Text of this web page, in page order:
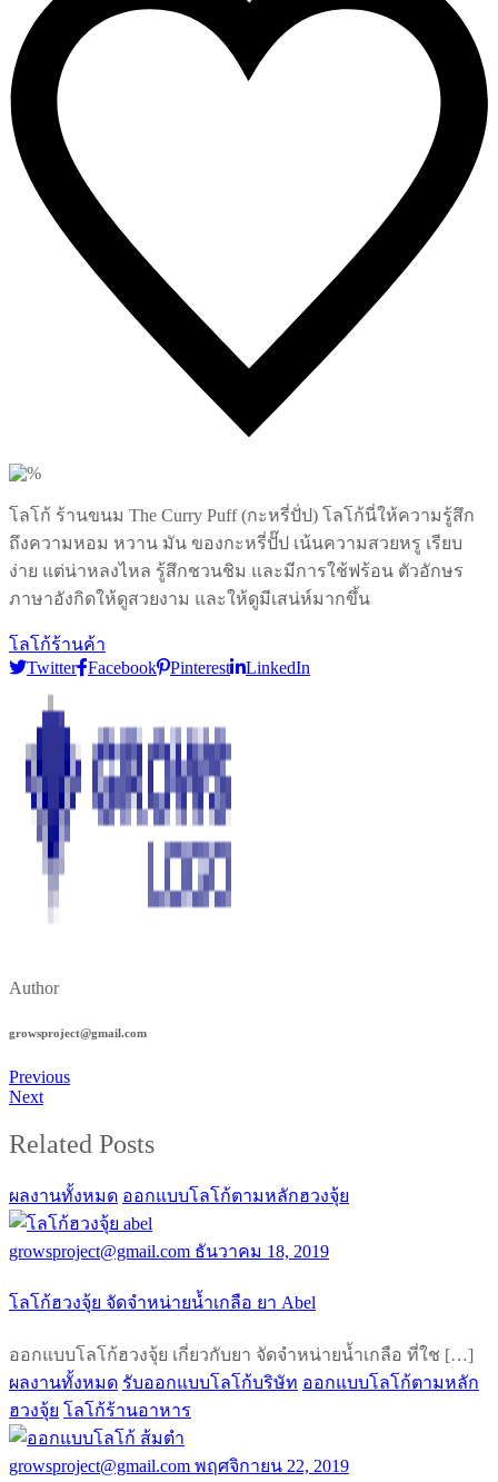
โลโก้ ร้านขนม The Curry Puff (กะหรี่ปัํป) โลโก้นี่ให้ความรู้สึก
ถึงความหอม หวาน มัน ของกะหรี่ปั๊ป เน้นความสวยหรู เรียบ
ง่าย แต่น่าหลงไหล รู้สึกชวนชิม และมีการใช้ฟร้อน ตัวอักษร
ภาษาอังกิดให้ดูสวยงาม และให้ดูมีเสน่ห์มากขึ้น
โลโก้ร้านค้า
Twitter Facebook Pinterest LinkedIn
Author
growsproject@gmail.com
Previous
Next
Related Posts
ผลงานทั้งหมด ออกแบบโลโก้ตามหลักฮวงจุ้ย
growsproject@gmail.com ธันวาคม 18, 2019
โลโก้ฮวงจุ้ย จัดจำหน่ายน้ำเกลือ ยา Abel
ออกแบบโลโก้ฮวงจุ้ย เกี่ยวกับยา จัดจำหน่ายน้ำเกลือ ที่ใช […]
ผลงานทั้งหมด รับออกแบบโลโก้บริษัท ออกแบบโลโก้ตามหลัก
ฮวงจุ้ย โลโก้ร้านอาหาร
growsproject@gmail.com พฤศจิกายน 22, 2019